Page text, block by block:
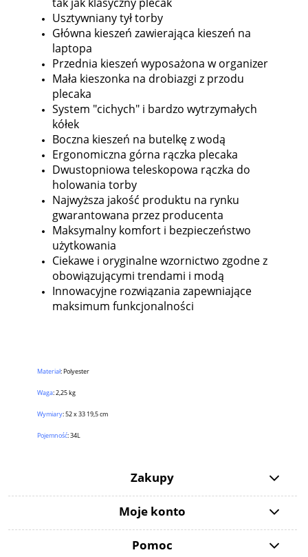
tak jak klasyczny plecak
Usztywniany tył torby
Główna kieszeń zawierająca kieszeń na
laptopa
Przednia kieszeń wyposażona w organizer
Mała kieszonka na drobiazgi z przodu
plecaka
System "cichych" i bardzo wytrzymałych
kółek
Boczna kieszeń na butelkę z wodą
Ergonomiczna górna rączka plecaka
Dwustopniowa teleskopowa rączka do
holowania torby
Najwyższa jakość produktu na rynku
gwarantowana przez producenta
Maksymalny komfort i bezpieczeństwo
użytkowania
Ciekawe i oryginalne wzornictwo zgodne z
obowiązującymi trendami i modą
Innowacyjne rozwiązania zapewniające
maksimum funkcjonalności
Materiał: Polyester
Waga: 2,25 kg
Wymiary: 52 x 33 19,5 cm
Pojemność: 34L
Zakupy
Moje konto
Pomoc